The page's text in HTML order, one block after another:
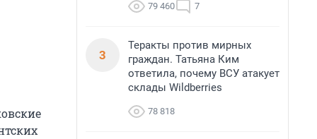
79 460 7
3
Теракты против мирных
граждан. Татьяна Ким
ответила, почему ВСУ атакует
склады Wildberries
78 818